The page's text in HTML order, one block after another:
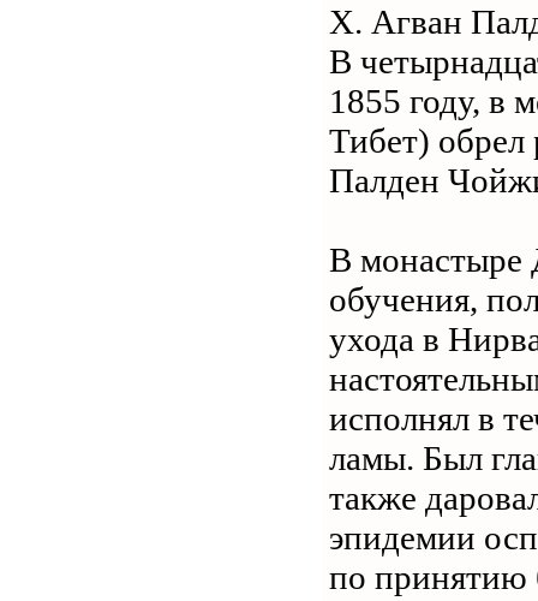
X. Агван
В
1855 году, в
Тибет)
Палден
В монастыре
обучения,
ухода в
исполнял в
ламы. Был
также
эпидемии
по принятию